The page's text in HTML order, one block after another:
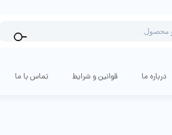
درباره ما قوانین و شرایط تماس با ما